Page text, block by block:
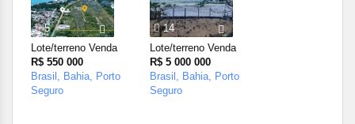
5
Lote/terreno Venda
R$ 550 000
Brasil, Bahia, Porto
Seguro
14
Lote/terreno Venda
R$ 5 000 000
Brasil, Bahia, Porto
Seguro